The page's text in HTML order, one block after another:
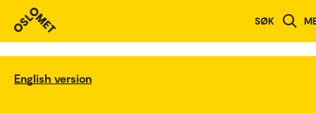
SØK
English version